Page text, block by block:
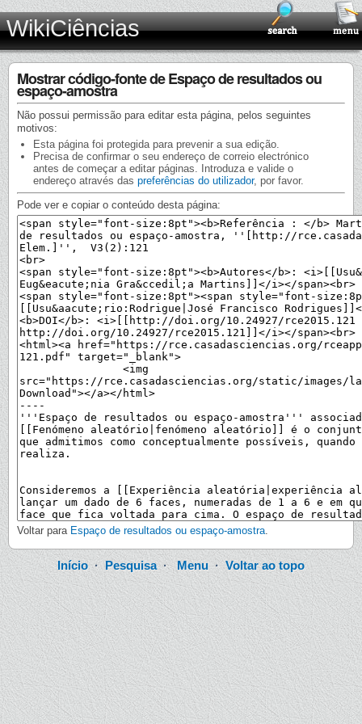
WikiCiências
Mostrar código-fonte de Espaço de resultados ou
espaço-amostra
Não possui permissão para editar esta página, pelos seguintes
motivos:
Esta página foi protegida para prevenir a sua edição.
Precisa de confirmar o seu endereço de correio electrónico
antes de começar a editar páginas. Introduza e valide o
endereço através das preferências do utilizador, por favor.
Pode ver e copiar o conteúdo desta página:
Voltar para Espaço de resultados ou espaço-amostra.
Início·Pesquisa·Menu ·Voltar ao topo